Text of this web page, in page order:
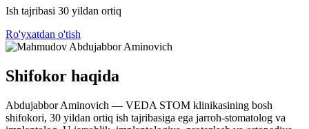
Ish tajribasi 30 yildan ortiq
Ro'yxatdan o'tish
Shifokor haqida
Abdujabbor Aminovich — VEDA STOM klinikasining bosh
shifokori, 30 yildan ortiq ish tajribasiga ega jarroh-stomatolog va